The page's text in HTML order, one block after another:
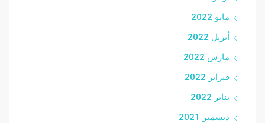
مايو 2022
أبريل 2022
مارس 2022
فبراير 2022
يناير 2022
ديسمبر 2021